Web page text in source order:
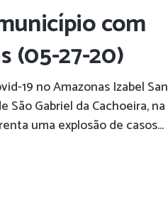
com
(05-27-20)
19 no Amazonas Izabel
São Gabriel da Cachoeira, na
uma explosão de casos...